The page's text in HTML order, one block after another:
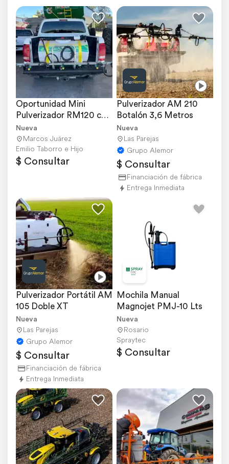
Oportunidad Mini
Pulverizador RM120 con
Barral
Nueva
Marcos Juárez
Emilio Taborro e Hijo
$ Consultar
Pulverizador AM 210
Botalón 3,6 Metros
Nueva
Las Parejas
Grupo Alemor
$ Consultar
Financiación de fábrica
Entrega Inmediata
Pulverizador Portátil AM
105 Doble XT
Nueva
Las Parejas
Grupo Alemor
$ Consultar
Financiación de fábrica
Entrega Inmediata
Mochila Manual
Magnojet PMJ-10 Lts
Nueva
Rosario
Spraytec
$ Consultar